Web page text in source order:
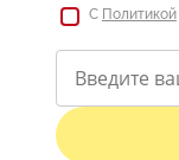
С Политикой